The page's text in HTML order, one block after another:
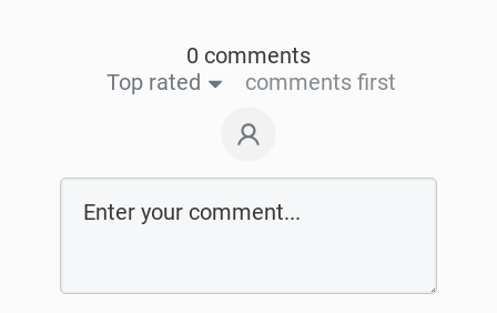
0 comments
Top rated
comments first